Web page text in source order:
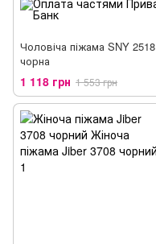
Чоловіча піжама SNY 2518
чорна
1 118 грн 1 553 грн